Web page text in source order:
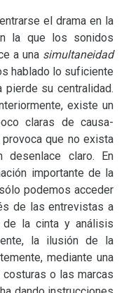
el drama en la
la que los sonidos
a una simultaneidad
hablado lo suficiente
su centralidad.
existe un
claras de causa-
que no exista
claro. En
importante de la
podemos acceder
de las entrevistas a
de la cinta y análisis
la ilusión de la
mediante una
o las marcas